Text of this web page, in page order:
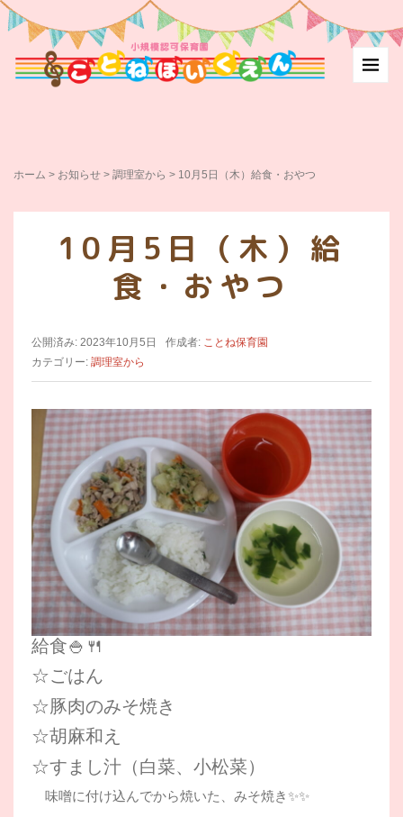
ホーム > お知らせ > 調理室から > 10月5日（木）給食・おやつ
10月5日（木）給
食・おやつ
公開済み: 2023年10月5日 作成者: ことね保育園
カテゴリー: 調理室から
給食🍚🍴
☆ごはん
☆豚肉のみそ焼き
☆胡麻和え
☆すまし汁（白菜、小松菜）
味噌に付け込んでから焼いた、みそ焼き✨✨